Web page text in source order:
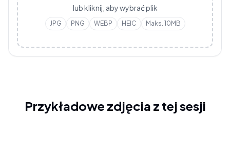
lub kliknij, aby wybrać plik
JPG PNG WEBP HEIC Maks. 10MB
Przykładowe zdjęcia z tej sesji